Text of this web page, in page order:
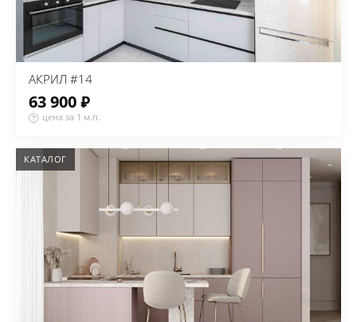
АКРИЛ #14
63 900 ₽
цена за 1 м.п.
КАТАЛОГ